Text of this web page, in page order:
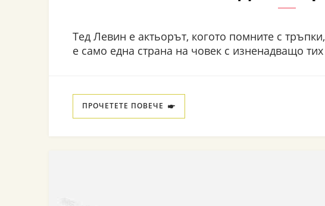
Тед Левин е актьорът, когото помните с
е само една страна на човек с изненадващо
ПРОЧЕТЕТЕ ПОВЕЧЕ